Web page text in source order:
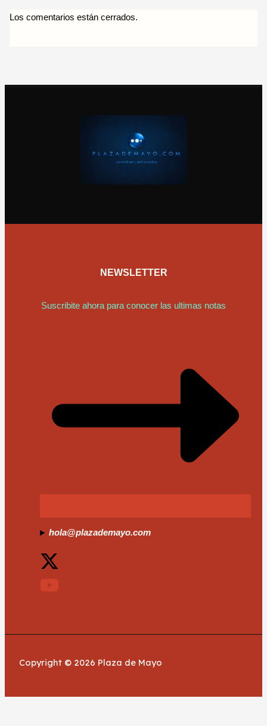
Los comentarios están cerrados.
NEWSLETTER
Suscribite ahora para conocer las ultimas notas
hola@plazademayo.com
Copyright © 2026 Plaza de Mayo